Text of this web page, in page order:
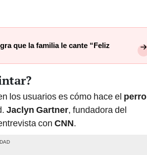
que la familia le cante “Feliz
los usuarios es cómo hace el perro
Jaclyn Gartner, fundadora del
con CNN.